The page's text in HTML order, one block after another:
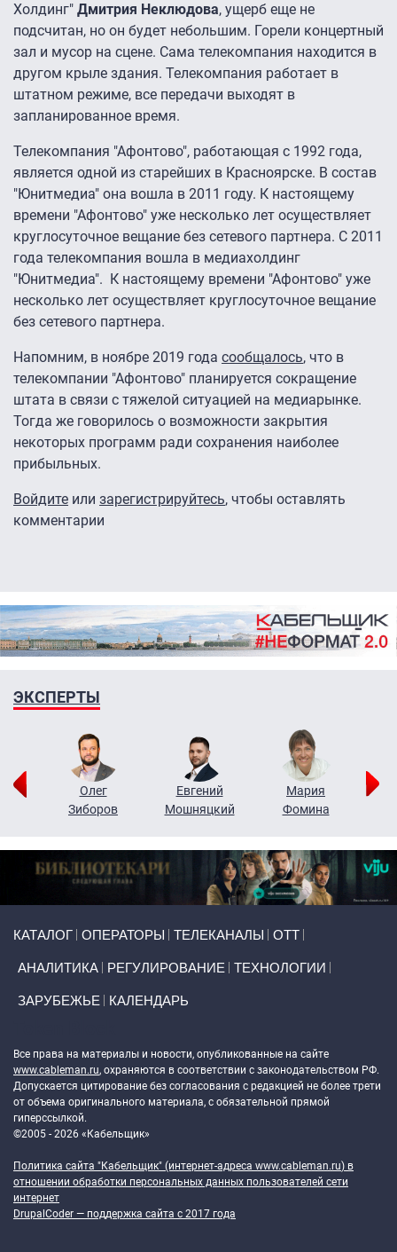
Холдинг" Дмитрия Неклюдова, ущерб еще не
подсчитан, но он будет небольшим. Горели концертный
зал и мусор на сцене. Сама телекомпания находится в
другом крыле здания. Телекомпания работает в
штатном режиме, все передачи выходят в
запланированное время.
Телекомпания "Афонтово", работающая с 1992 года,
является одной из старейших в Красноярске. В состав
"Юнитмедиа" она вошла в 2011 году. К настоящему
времени "Афонтово" уже несколько лет осуществляет
круглосуточное вещание без сетевого партнера. С 2011
года телекомпания вошла в медиахолдинг
"Юнитмедиа". К настоящему времени "Афонтово" уже
несколько лет осуществляет круглосуточное вещание
без сетевого партнера.
Напомним, в ноябре 2019 года сообщалось, что в
телекомпании "Афонтово" планируется сокращение
штата в связи с тяжелой ситуацией на медиарынке.
Тогда же говорилось о возможности закрытия
некоторых программ ради сохранения наиболее
прибыльных.
Войдите или зарегистрируйтесь, чтобы оставлять
комментарии
ЭКСПЕРТЫ
Олег
Зиборов
Евгений
Мошняцкий
Мария
Фомина
КАТАЛОГ ОПЕРАТОРЫ ТЕЛЕКАНАЛЫ ОТТ
АНАЛИТИКА РЕГУЛИРОВАНИЕ ТЕХНОЛОГИИ
ЗАРУБЕЖЬЕ КАЛЕНДАРЬ
Все права на материалы и новости, опубликованные на сайте
www.cableman.ru, охраняются в соответствии с законодательством РФ.
Допускается цитирование без согласования с редакцией не более трети
от объема оригинального материала, с обязательной прямой
гиперссылкой.
©2005 - 2026 «Кабельщик»
Политика сайта "Кабельщик" (интернет-адреса www.cableman.ru) в
отношении обработки персональных данных пользователей сети
интернет
DrupalCoder — поддержка сайта c 2017 года